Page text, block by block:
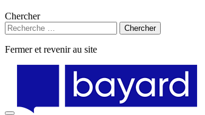
Chercher
Fermer et revenir au site